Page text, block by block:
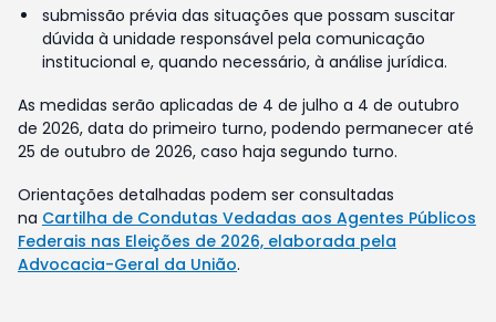
submissão prévia das situações que possam suscitar
dúvida à unidade responsável pela comunicação
institucional e, quando necessário, à análise jurídica.
As medidas serão aplicadas de 4 de julho a 4 de outubro
de 2026, data do primeiro turno, podendo permanecer até
25 de outubro de 2026, caso haja segundo turno.
Orientações detalhadas podem ser consultadas
na Cartilha de Condutas Vedadas aos Agentes Públicos
Federais nas Eleições de 2026, elaborada pela
Advocacia-Geral da União.